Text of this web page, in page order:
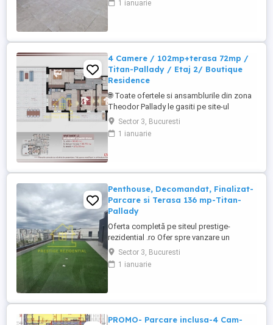
Subterana Inclusa, proiectul se afla in
cochet compus din 46 de apartamente ...
1 ianuarie
4 Camere / 102mp+terasa 72mp /
Titan-Pallady / Etaj 2/ Boutique
Residence
🌐 Toate ofertele si ansamblurile din zona
Theodor Pallady le gasiti pe site-ul
prestige-rezidential.ro DIRECT
DEZVOLTATOR - COMISION 0% Tip
proprietate - Apartament 4 camere
12mp balcon + terasa mare de 72 mp =
total 174mp Pozitionare: ...
Sector 3, Bucuresti
1 ianuarie
Penthouse, Decomandat, Finalizat-
Parcare si Terasa 136 mp-Titan-
Pallady
Oferta completă pe siteul prestige-
rezidential .ro Ofer spre vanzare un
apartament de 4 camere tip Penthouse, cu
o suprafata de 236 mp, cu Parcare
Subterana Inclusa, proiectul se afla in
cochet compus din 46 de apartamente ...
Sector 3, Bucuresti
1 ianuarie
PROMO- Parcare inclusa-4 Cam-